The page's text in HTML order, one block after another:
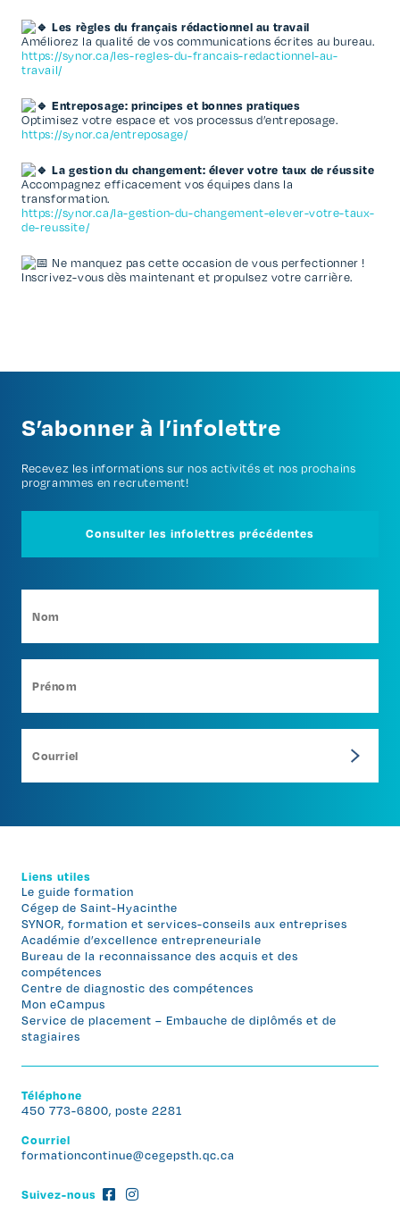
Les règles du français rédactionnel au travail
Améliorez la qualité de vos communications écrites au bureau.
https://synor.ca/les-regles-du-francais-redactionnel-au-
travail/
Entreposage: principes et bonnes pratiques
Optimisez votre espace et vos processus d’entreposage.
https://synor.ca/entreposage/
La gestion du changement: élever votre taux de réussite
Accompagnez efficacement vos équipes dans la
transformation.
https://synor.ca/la-gestion-du-changement-elever-votre-taux-
de-reussite/
Ne manquez pas cette occasion de vous perfectionner !
Inscrivez-vous dès maintenant et propulsez votre carrière.
S’abonner à l’infolettre
Recevez les informations sur nos activités et nos prochains
programmes en recrutement!
Consulter les infolettres précédentes
Liens utiles
Le guide formation
Cégep de Saint-Hyacinthe
SYNOR, formation et services-conseils aux entreprises
Académie d’excellence entrepreneuriale
Bureau de la reconnaissance des acquis et des
compétences
Centre de diagnostic des compétences
Mon eCampus
Service de placement – Embauche de diplômés et de
stagiaires
Téléphone
450 773-6800, poste 2281
Courriel
formationcontinue@cegepsth.qc.ca
Suivez-nous